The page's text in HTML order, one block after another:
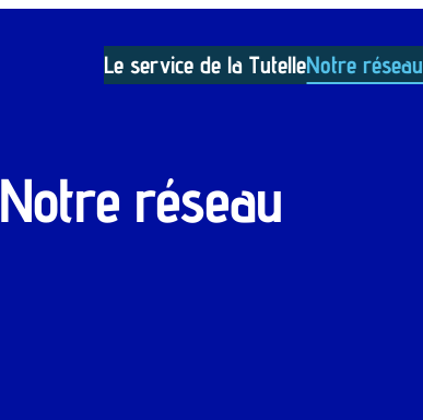
Le service de la TutelleNotre réseau
Notre réseau